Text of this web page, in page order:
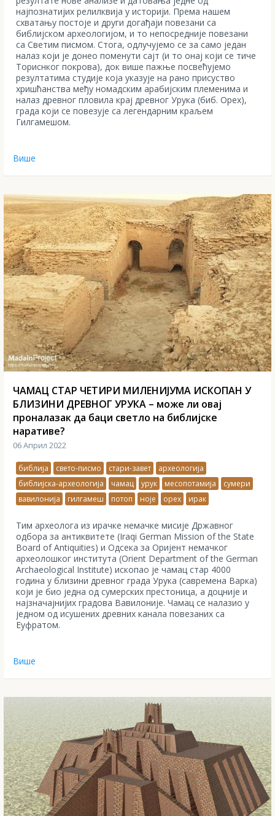
најпознатијих релилквија у историји. Према нашем
схватању постоје и други догађаји повезани са
библијском археологијом, и то непосредније повезани
са Светим писмом. Стога, одлучујемо се за само један
налаз који је донео поменути сајт (и то онај који се тиче
Ториснког покрова), док више пажње посвећујемо
резултатима студије која указује на рано присуство
хришћанства међу номадским арабијским племенима и
налаз древног пловила крај древног Урука (биб. Орех),
града који се повезује са легендарним краљем
Гилгамешом.
Више
ЧАМАЦ СТАР ЧЕТИРИ МИЛЕНИЈУМА ИСКОПАН У
БЛИЗИНИ ДРЕВНОГ УРУКА – може ли овај
проналазак да баци светло на библијске
наративе?
06 Април 2022
библија свето-писмо стари-завет
археологија
библијска-археологија
чамац урук месопотамија
сумери
вавилонија
гилгамеш потоп ноје орех ирак
Тим археолога из ирачке немачке мисије Државног
одбора за антиквитете (Iraqi German Mission of the State
Board of Antiquities) и Одсека за Оријент немачког
археолошког института (Orient Department of the German
Archaeological Institute) ископао је чамац стар 4000
година у близини древног града Урука (савремена Варка)
који је био једна од сумерских престоница, а доцније и
најзначајнијих градова Вавилоније. Чамац се налазио у
једном од исушених древних канала повезаних са
Еуфратом.
Више